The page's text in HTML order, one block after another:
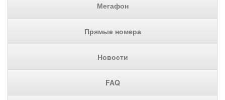
Мегафон
Прямые номера
Новости
FAQ